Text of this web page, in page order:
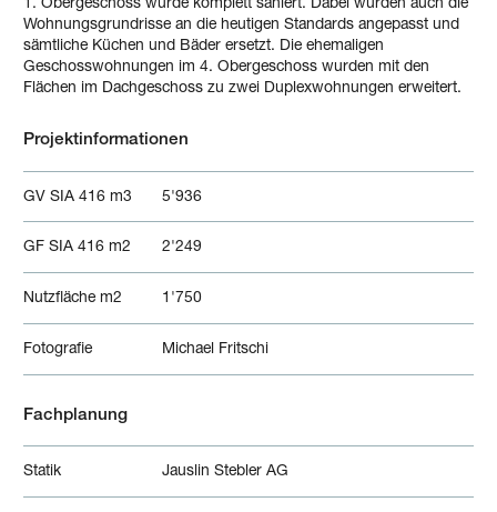
1. Obergeschoss wurde komplett saniert. Dabei wurden auch die
Wohnungsgrundrisse an die heutigen Standards angepasst und
sämtliche Küchen und Bäder ersetzt. Die ehemaligen
Geschosswohnungen im 4. Obergeschoss wurden mit den
Flächen im Dachgeschoss zu zwei Duplexwohnungen erweitert.
Projektinformationen
GV SIA 416 m3 5'936
GF SIA 416 m2 2'249
Nutzfläche m2 1'750
Fotografie Michael Fritschi
Fachplanung
Statik Jauslin Stebler AG